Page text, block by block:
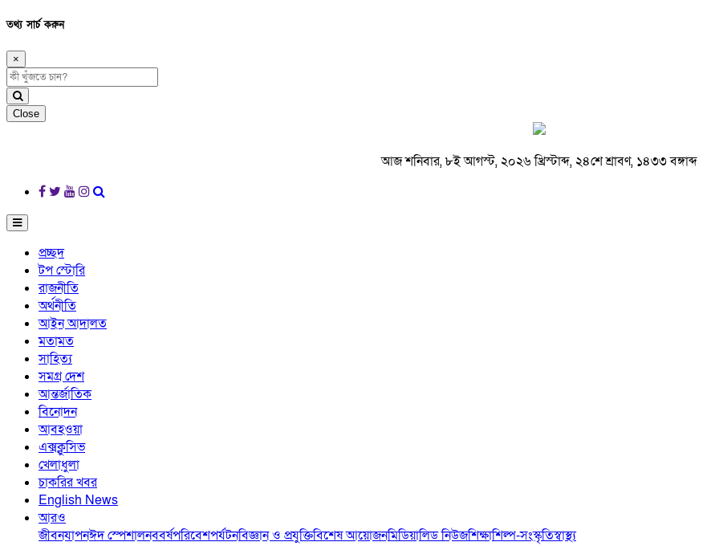
তথ্য সার্চ করুন
×
Close
আজ শনিবার, ৮ই আগস্ট, ২০২৬ খ্রিস্টাব্দ, ২৪শে শ্রাবণ, ১৪৩৩ বঙ্গাব্দ
প্রচ্ছদ
টপ স্টোরি
রাজনীতি
অর্থনীতি
আইন আদালত
মতামত
সাহিত্য
সমগ্র দেশ
আন্তর্জাতিক
বিনোদন
আবহওয়া
এক্সক্লুসিভ
খেলাধুলা
চাকরির খবর
English News
আরও
জীবনযাপনঈদ স্পেশালনববর্ষপরিবেশপর্যটনবিজ্ঞান ও প্রযুক্তিবিশেষ আয়োজনমিডিয়ালিড নিউজশিক্ষাশিল্প-সংস্কৃতিস্বাস্থ্য